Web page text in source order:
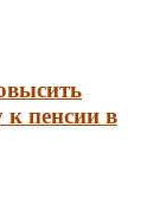
пенсии в